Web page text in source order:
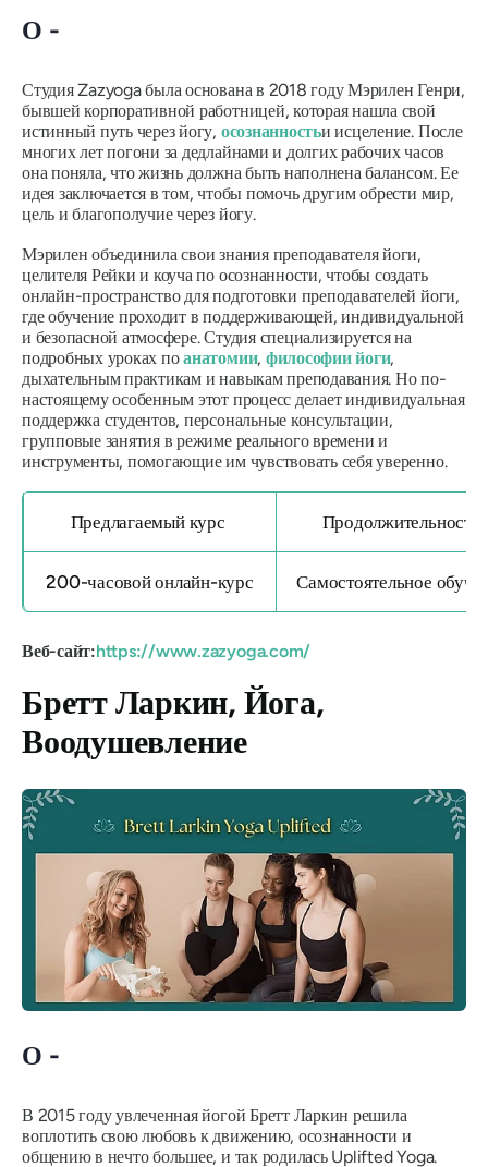
О -
Студия Zazyoga была основана в 2018 году Мэрилен Генри,
бывшей корпоративной работницей, которая нашла свой
истинный путь через йогу, осознанностьи исцеление. После
многих лет погони за дедлайнами и долгих рабочих часов
она поняла, что жизнь должна быть наполнена балансом. Ее
идея заключается в том, чтобы помочь другим обрести мир,
цель и благополучие через йогу.
Мэрилен объединила свои знания преподавателя йоги,
целителя Рейки и коуча по осознанности, чтобы создать
онлайн-пространство для подготовки преподавателей йоги,
где обучение проходит в поддерживающей, индивидуальной
и безопасной атмосфере. Студия специализируется на
подробных уроках поанатомии, философии йоги,
дыхательным практикам и навыкам преподавания. Но по-
настоящему особенным этот процесс делает индивидуальная
поддержка студентов, персональные консультации,
групповые занятия в режиме реального времени и
инструменты, помогающие им чувствовать себя уверенно.
Предлагаемый курс Продолжительность
200-часовой онлайн-курс Самостоятельное
Веб-сайт:https://www.zazyoga.com/
Бретт Ларкин, Йога,
Воодушевление
О -
В 2015 году увлеченная йогой Бретт Ларкин решила
воплотить свою любовь к движению, осознанности и
общению в нечто большее, и так родилась Uplifted Yoga.